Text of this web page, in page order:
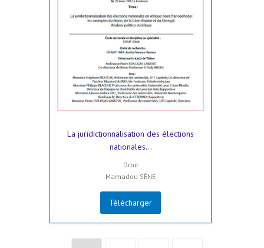
La juridictionnalisation des élections
nationales...
Droit
Mamadou SÈNE
Télécharger